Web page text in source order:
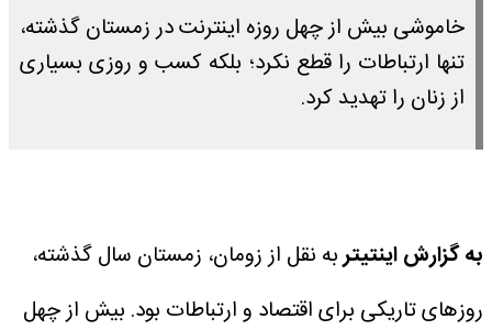
خاموشی بیش از چهل روزه اینترنت در زمستان گذشته،
تنها ارتباطات را قطع نکرد؛ بلکه کسب و روزی بسیاری
از زنان را تهدید کرد.
به گزارش اینتیتربه نقل از زومان، زمستان سال گذشته،
روزهای تاریکی برای اقتصاد و ارتباطات بود. بیش از چهل